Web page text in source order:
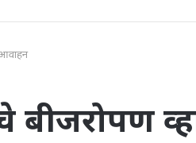
बीजरोपण